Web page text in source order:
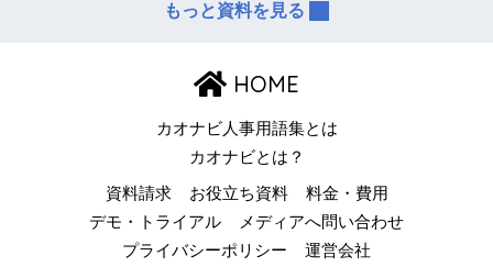
もっと資料を見る
HOME
カオナビ人事用語集とは
カオナビとは？
資料請求 お役立ち資料
料金・費用
デモ・トライアル
メディアへ問い合わせ
プライバシーポリシー
運営会社